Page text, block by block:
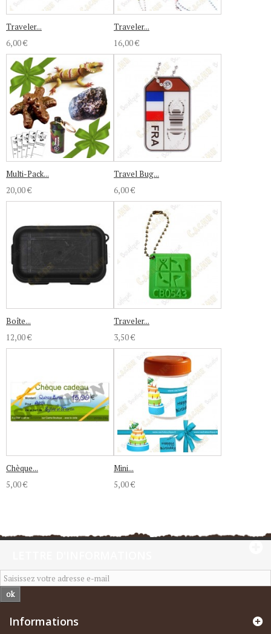
Traveler...
6,00 €
Traveler...
16,00 €
Multi-Pack...
20,00 €
Travel Bug...
6,00 €
Boîte...
12,00 €
Traveler...
3,50 €
Chèque...
5,00 €
Mini...
5,00 €
ok
Informations